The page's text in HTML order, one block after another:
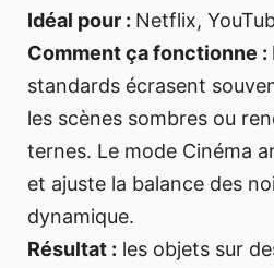
Idéal pour : Netflix,
Comment ça fonctionne :
standards écrasent
les scènes sombres ou
ternes. Le mode Cinéma
et ajuste la balance des
dynamique.
Résultat : les objets sur